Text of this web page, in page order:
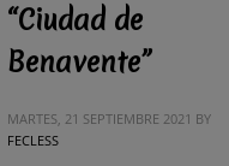
“Ciudad de
Benavente”
MARTES, 21 SEPTIEMBRE 2021 BY
FECLESS